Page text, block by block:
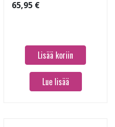
65,95 €
Lisää koriin
Lue lisää